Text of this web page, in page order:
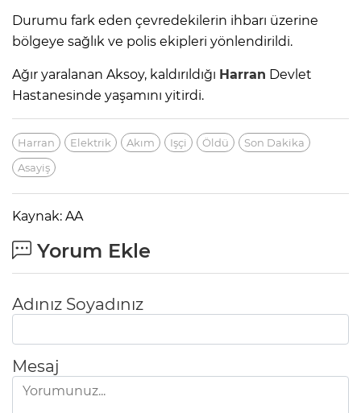
Durumu fark eden çevredekilerin ihbarı üzerine
bölgeye sağlık ve polis ekipleri yönlendirildi.
Ağır yaralanan Aksoy, kaldırıldığı Harran Devlet
Hastanesinde yaşamını yitirdi.
Harran Elektrik Akım Işçi Öldü
Son Dakika
Asayiş
Kaynak: AA
Yorum Ekle
Adınız Soyadınız
Mesaj